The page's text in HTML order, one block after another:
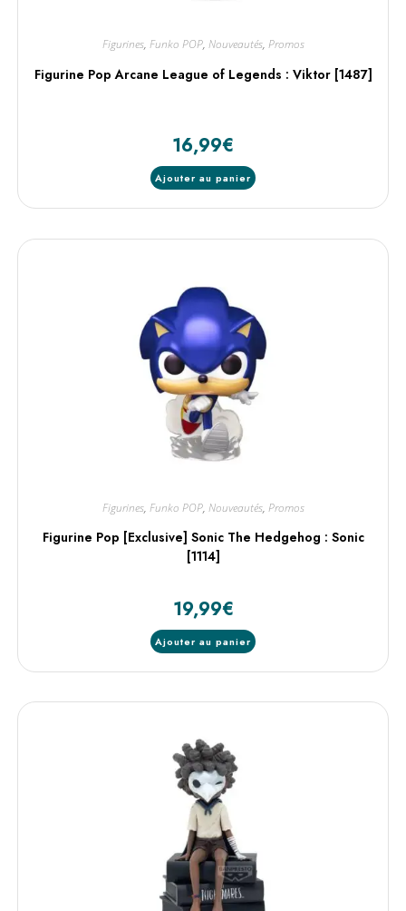
Figurines, Funko POP, Nouveautés, Promos
Figurine Pop Arcane League of Legends : Viktor [1487]
16,99€
Ajouter au panier
Figurines, Funko POP, Nouveautés, Promos
Figurine Pop [Exclusive] Sonic The Hedgehog : Sonic
[1114]
19,99€
Ajouter au panier